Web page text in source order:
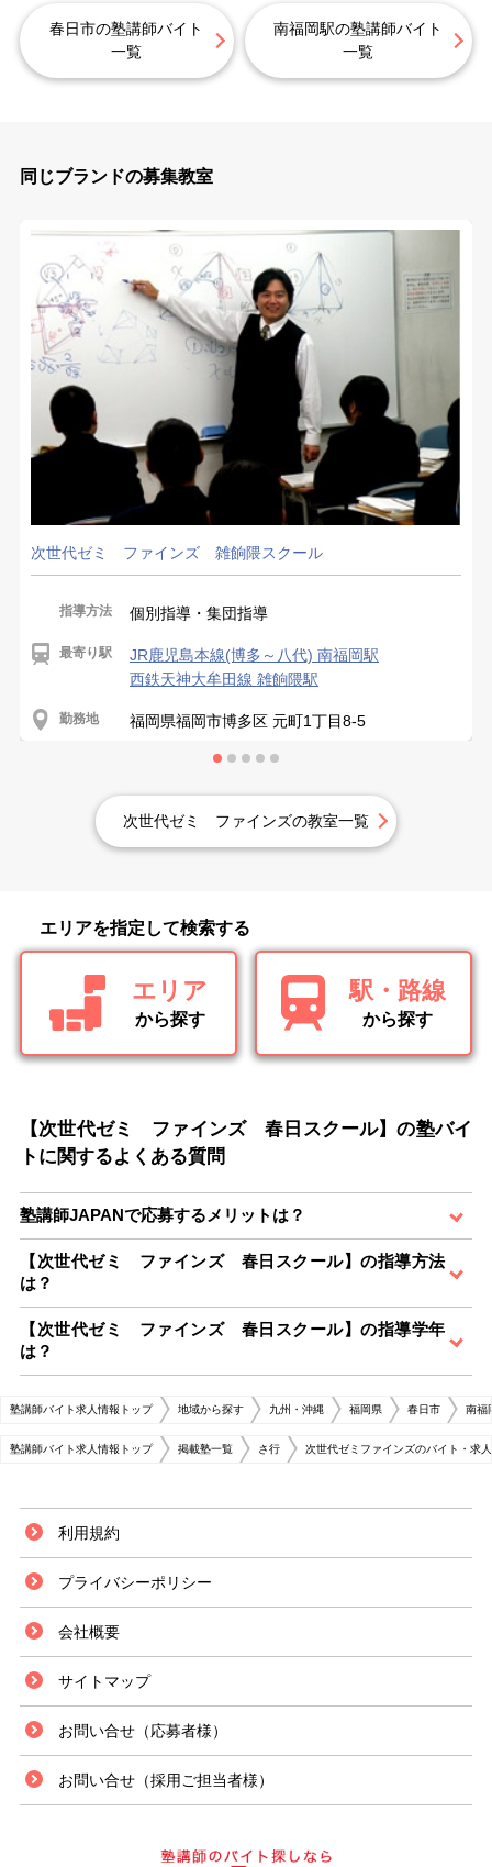
春日市の塾講師バイト
一覧
南福岡駅の塾講師バイト
一覧
同じブランドの募集教室
次世代ゼミ ファインズ 雑餉隈スクール
指導方法 個別指導・集団指導
最寄り駅
JR鹿児島本線(博多～八代) 南福岡駅
西鉄天神大牟田線 雑餉隈駅
勤務地 福岡県福岡市博多区 元町1丁目8-5
次世代ゼミ ファインズの教室一覧
エリアを指定して検索する
エリア
から探す
駅・路線
から探す
【次世代ゼミ ファインズ 春日スクール】の塾バイ
トに関するよくある質問
塾講師JAPANで応募するメリットは？
【次世代ゼミ ファインズ 春日スクール】の指導方法
は？
【次世代ゼミ ファインズ 春日スクール】の指導学年
は？
塾講師バイト求人情報トップ 地域から探す 九州・沖縄 福岡県 春日市 南福
塾講師バイト求人情報トップ 掲載塾一覧 さ行 次世代ゼミファインズのバイト・求
利用規約
プライバシーポリシー
会社概要
サイトマップ
お問い合せ（応募者様）
お問い合せ（採用ご担当者様）